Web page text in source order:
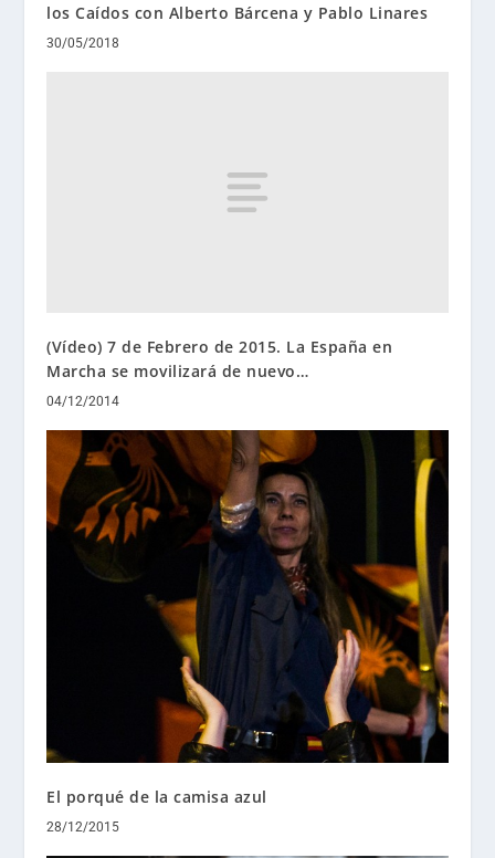
los Caídos con Alberto Bárcena y Pablo Linares
30/05/2018
(Vídeo) 7 de Febrero de 2015. La España en
Marcha se movilizará de nuevo…
04/12/2014
El porqué de la camisa azul
28/12/2015